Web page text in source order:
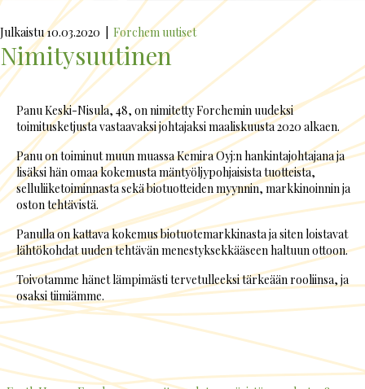
Julkaistu 10.03.2020 Forchem uutiset
Nimitysuutinen
Panu Keski-Nisula, 48, on nimitetty Forchemin uudeksi
toimitusketjusta vastaavaksi johtajaksi maaliskuusta 2020 alkaen.
Panu on toiminut muun muassa Kemira Oyj:n hankintajohtajana ja
lisäksi hän omaa kokemusta mäntyöljypohjaisista tuotteista,
selluliiketoiminnasta sekä biotuotteiden myynnin, markkinoinnin ja
oston tehtävistä.
Panulla on kattava kokemus biotuotemarkkinasta ja siten loistavat
lähtökohdat uuden tehtävän menestyksekkääseen haltuun ottoon.
Toivotamme hänet lämpimästi tervetulleeksi tärkeään rooliinsa, ja
osaksi tiimiämme.